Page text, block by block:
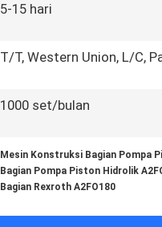
5-15 hari
T/T, Western Union, L/C,
1000 set/bulan
Mesin Konstruksi Bagian Pompa
Bagian Pompa Piston Hidrolik
Bagian Rexroth A2FO180